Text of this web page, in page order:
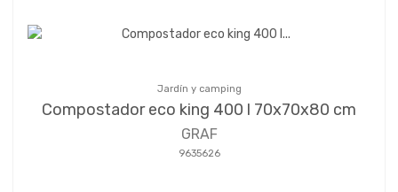
Jardín y camping
Compostador eco king 400 l 70x70x80 cm
GRAF
9635626